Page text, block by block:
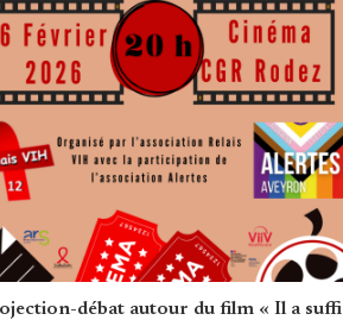
débat autour du film « Il a suffi